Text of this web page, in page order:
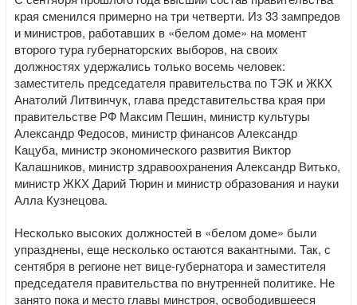
края сменился примерно на три четверти. Из 33 зампредов
и министров, работавших в «белом доме» на момент
второго тура губернаторских выборов, на своих
должностях удержались только восемь человек:
заместитель председателя правительства по ТЭК и ЖКХ
Анатолий Литвинчук, глава представительства края при
правительстве РФ Максим Пешин, министр культуры
Александр Федосов, министр финансов Александр
Кацуба, министр экономического развития Виктор
Калашников, министр здравоохранения Александр Витько,
министр ЖКХ Дарий Тюрин и министр образования и науки
Алла Кузнецова.
Несколько высоких должностей в «белом доме» были
упразднены, еще несколько остаются вакантными. Так, с
сентября в регионе нет вице-губернатора и заместителя
председателя правительства по внутренней политике. Не
занято пока и место главы минстроя, освободившееся